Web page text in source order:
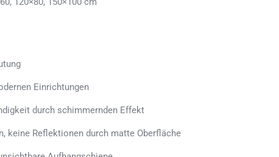
Einrichtungen
durch schimmernden Effekt
keine Reflektionen durch matte Oberfläche